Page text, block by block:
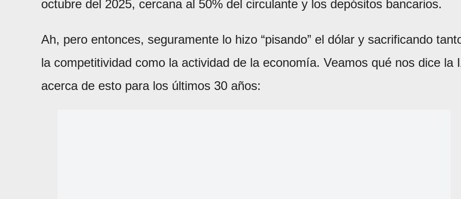
octubre del 2025, cercana al 50% del circulante y los depósitos bancarios.
Ah, pero entonces, seguramente lo hizo “pisando” el dólar y sacrificando
la competitividad como la actividad de la economía. Veamos qué nos dice la
acerca de esto para los últimos 30 años: